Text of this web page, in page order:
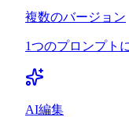
複数のバージョン
1つのプロンプト
AI編集